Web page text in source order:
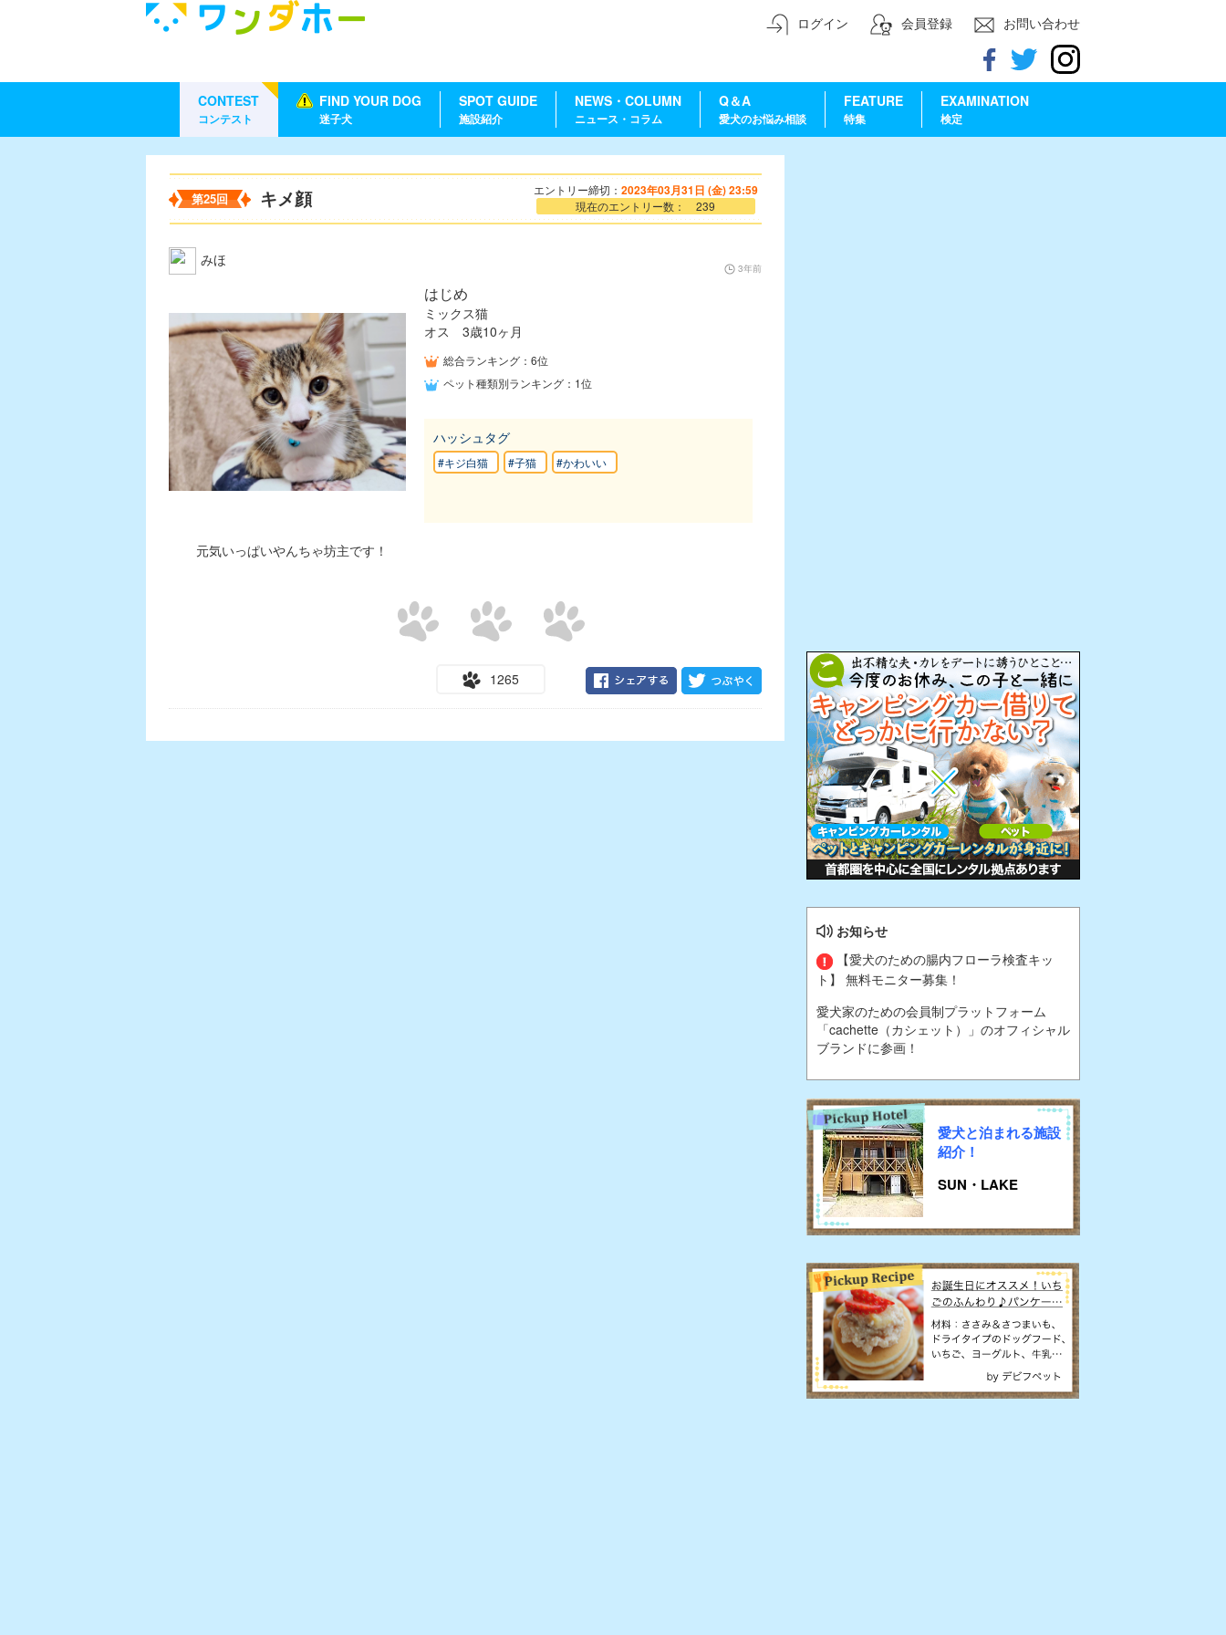
ログイン 会員登録 お問い合わせ
CONTEST
コンテスト
FIND YOUR DOG
迷子犬
SPOT GUIDE
施設紹介
NEWS・COLUMN
ニュース・コラム
Q＆A
愛犬のお悩み相談
FEATURE
特集
EXAMINATION
検定
第25回 キメ顔 エントリー締切： 2023年03月31日 (金) 23:59
現在のエントリー数： 239
みほ 3年前
はじめ
ミックス猫
オス 3歳10ヶ月
総合ランキング：6位
ペット種類別ランキング：1位
ハッシュタグ
#キジ白猫 #子猫 #かわいい
元気いっぱいやんちゃ坊主です！
1265
お知らせ
【愛犬のための腸内フローラ検査キッ
ト】 無料モニター募集！
愛犬家のための会員制プラットフォーム
「cachette（カシェット）」のオフィシャル
ブランドに参画！
愛犬と泊まれる施設
紹介！
SUN・LAKE